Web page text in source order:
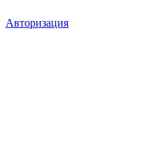
Авторизация